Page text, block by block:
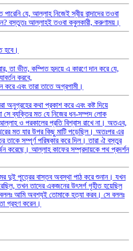
যে, আল্লাহ নিজেই স্বীয় বান্দাদের তওবা
বস্তুতঃ আল্লাহই তওবা কবুলকারী, করুণাময়।
হবে।
তা ভীত, কম্পিত হৃদয়ে এ কারণে দান করে যে,
করবে,
এবং তারা তাতে অগ্রগামী।
অনুগ্রহের কথা প্রকাশ করে এবং কষ্ট দিয়ে
সে ব্যক্তির মত যে নিজের ধন-সম্পদ লোক
ও পরকালের প্রতি বিশ্বাস রাখে না। অতএব,
মত যার উপর কিছু মাটি পড়েছিল। অতঃপর এর
তাকে সম্পূর্ণ পরিষ্কার করে দিল। তারা ঐ বস্তুর
করেছে। আল্লাহ কাফের সম্প্রদায়কে পথ প্রদর্শন
দুই পুত্রের বাস্তব অবস্থা পাঠ করে শুনান। যখন
তখন তাদের একজনের উৎসর্গ গৃহীত হয়েছিল
আমি অবশ্যই তোমাকে হত্যা করব। সে বললঃ
গ্রহণ করেন।